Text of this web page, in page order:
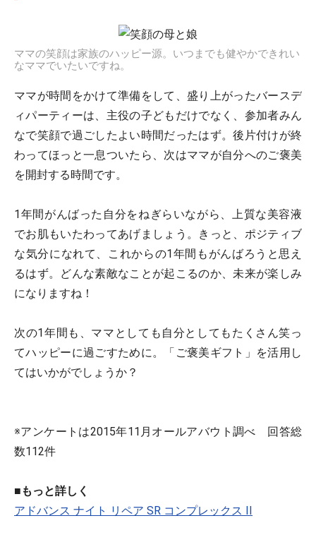
ママの笑顔は家族のハッピー源。いつまでも健やかできれい
なママでいたいですね。
ママが時間をかけて準備をして、盛り上がったバースデ
ィパーティーは、主役の子どもだけでなく、参加者みん
なで笑顔で過ごしたよい時間だったはず。後片付けが終
わってほっと一息ついたら、次はママが自分へのご褒美
を開封する時間です。
1年間がんばった自分をねぎらいながら、上質な美容液
でお肌もいたわってあげましょう。きっと、ポジティブ
な気分になれて、これからの1年間もがんばろうと思え
るはず。どんな素敵なことが起こるのか、未来が楽しみ
になりますね！
次の1年間も、ママとしても自分としてもたくさん笑っ
てハッピーに過ごすために。「ご褒美ギフト」を活用し
てはいかがでしょうか？
※アンケートは2015年11月オールアバウト調べ 回答総
数112件
■もっと詳しく
アドバンス ナイト リペア SR コンプレックス II